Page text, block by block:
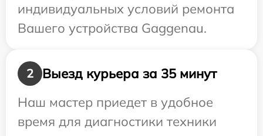
индивидуальных условий ремонта
Вашего устройства Gaggenau.
2
Выезд курьера за 35 минут
Наш мастер приедет в удобное
время для диагностики техники